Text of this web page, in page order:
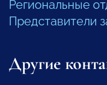
Региональные
Представители
Другие